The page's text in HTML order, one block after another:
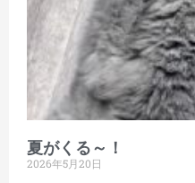
夏がくる～！
2026年5月20日